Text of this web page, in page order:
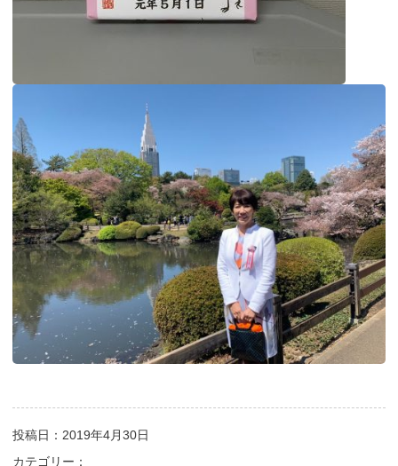
投稿日：2019年4月30日
カテゴリー：